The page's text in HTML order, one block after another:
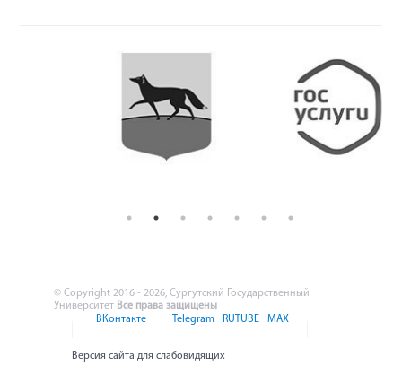
© Copyright 2016 - 2026, Сургутский Государственный
Университет Все права защищены
ВКонтакте
Telegram RUTUBE MAX
Версия сайта для слабовидящих